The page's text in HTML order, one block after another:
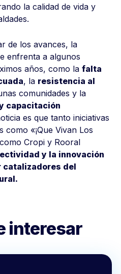
la calidad de vida y
de los avances, la
enfrenta a algunos
años, como la falta
, la resistencia al
comunidades y la
capacitación
es que tanto iniciativas
«¡Que Vivan Los
Cropi y Rooral
y la innovación
catalizadores del
interesar